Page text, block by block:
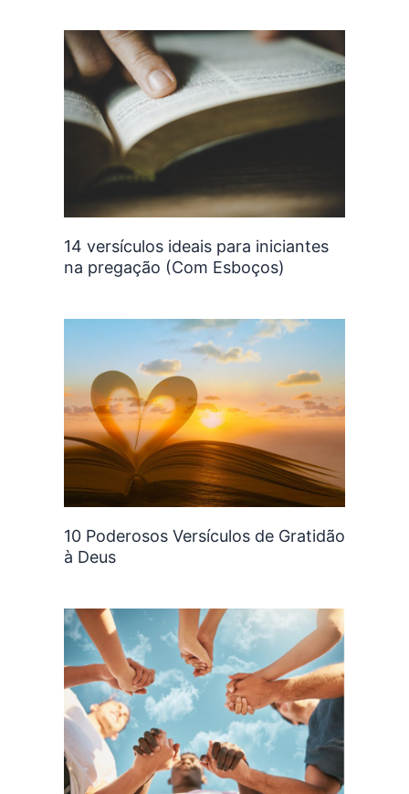
14 versículos ideais para iniciantes
na pregação (Com Esboços)
10 Poderosos Versículos de Gratidão
à Deus